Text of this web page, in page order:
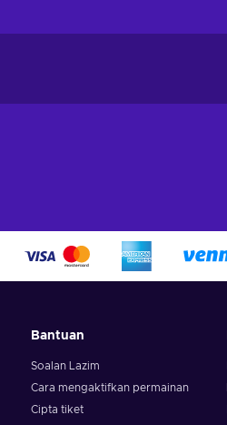
Bantuan
Soalan Lazim
Cara mengaktifkan permainan
Cipta tiket